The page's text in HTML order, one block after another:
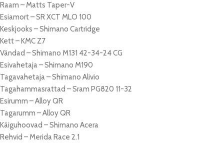
Raam – Matts Taper-V
Esiamort – SR XCT MLO 100
Keskjooks – Shimano Cartridge
Kett – KMC Z7
Vändad – Shimano M131 42-34-24 CG
Esivahetaja – Shimano M190
Tagavahetaja – Shimano Alivio
Tagahammasrattad – Sram PG820 11-32
Esirumm – Alloy QR
Tagarumm – Alloy QR
Käiguhoovad – Shimano Acera
Rehvid – Merida Race 2.1